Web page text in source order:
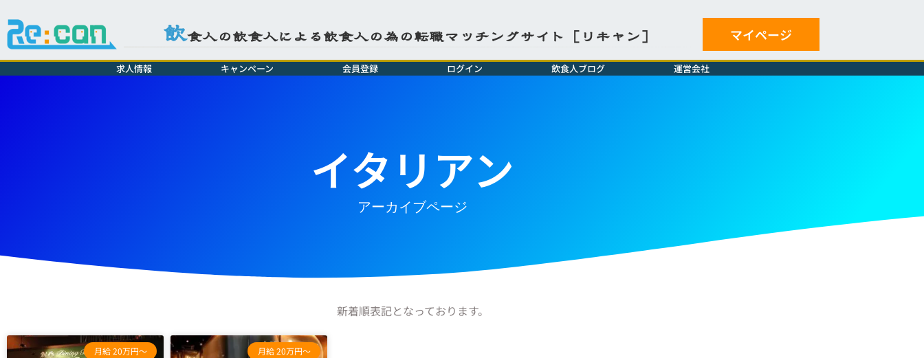
飲食人の飲食人による飲食人の為の転職マッチングサイト［リキャン］ マイページ
求人情報 キャンペーン 会員登録 ログイン 飲食人ブログ 運営会社
イタリアン
アーカイブページ
新着順表記となっております。
月給 20万円～ 月給 20万円～